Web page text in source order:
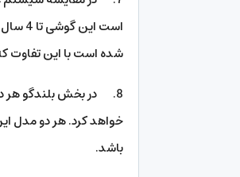
شده است با این تفاوت که
8. در بخش بلندگو هر
باشد.